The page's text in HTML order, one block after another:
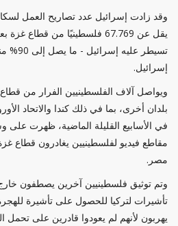
وقد زادت إسرائيل عدد تصاريح العمل
يقل عن 67.769 فلسطينيًا من
تسيطر
إسرائيل.
ويواصل آلاف الفلسطينيين الفرار من
بلدان أخرى، بما في ذلك كندا والاتحاد
في الأسابيع القليلة الماضية، ظهرت على
مقاطع فيديو لفلسطينيين يغادرون قطاع
مصر.
وتم توثيق فلسطينيين آخرين يصطفون
تأشيرات لتركيا للحصول على تأشيرة
يهربون لأنهم لم يعودوا قادرين على